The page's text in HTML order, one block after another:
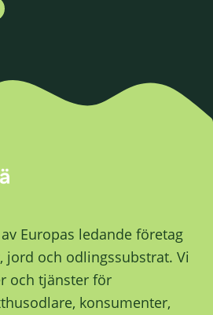
Europas ledande företag
jord och odlingssubstrat. Vi
och tjänster för
konsumenter,